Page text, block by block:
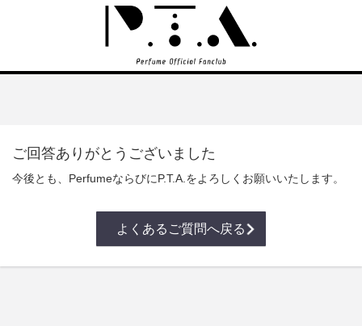
ご回答ありがとうございました
今後とも、PerfumeならびにP.T.A.をよろしくお願いいたします。
よくあるご質問へ戻る